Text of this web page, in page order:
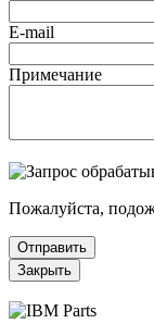
E-mail
Примечание
Пожалуйста,
Отправить
Закрыть